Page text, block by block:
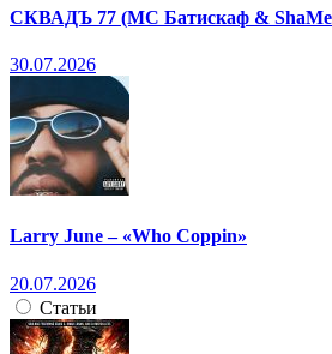
СКВАДЪ 77 (МС Батискаф &
30.07.2026
Larry June – «Who Coppin»
20.07.2026
Статьи